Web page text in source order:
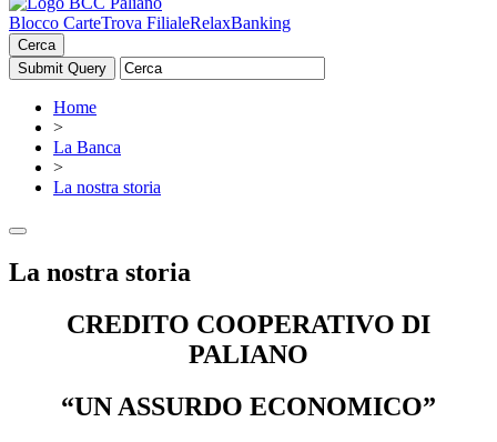
Blocco CarteTrova FilialeRelaxBanking
Cerca
Home
>
La Banca
>
La nostra storia
La nostra storia
CREDITO COOPERATIVO DI
PALIANO
“UN ASSURDO ECONOMICO”